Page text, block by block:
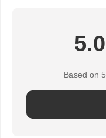
5.0
Based on